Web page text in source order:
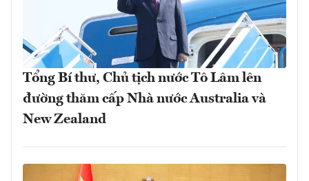
Tổng Bí thư, Chủ tịch nước Tô Lâm lên
đường thăm cấp Nhà nước Australia và
New Zealand